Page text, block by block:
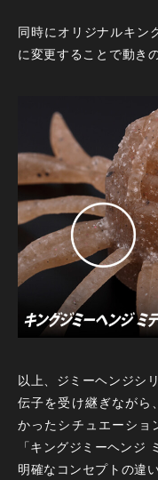
同時にオリジナルキン
に変更することで動き
以上、ジミーヘンジシ
伝子を受け継ぎながら
かったシチュエーショ
「キングジミーヘンジ
明確なコンセプトの違